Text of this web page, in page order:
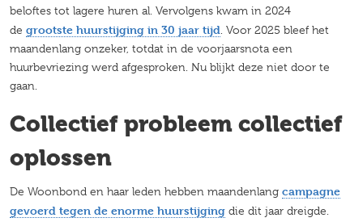
beloftes tot lagere huren al. Vervolgens kwam in 2024
de grootste huurstijging in 30 jaar tijd . Voor 2025 bleef het
maandenlang onzeker, totdat in de voorjaarsnota een
huurbevriezing werd afgesproken. Nu blijkt deze niet door te
gaan.
Collectief probleem collectief
oplossen
De Woonbond en haar leden hebben maandenlang campagne
gevoerd tegen de enorme huurstijging die dit jaar dreigde.